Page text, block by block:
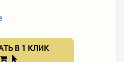
В 1 КЛИК